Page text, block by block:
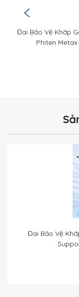
Đai Bảo Vệ Khớp
Phiten
Đai Bảo Vệ